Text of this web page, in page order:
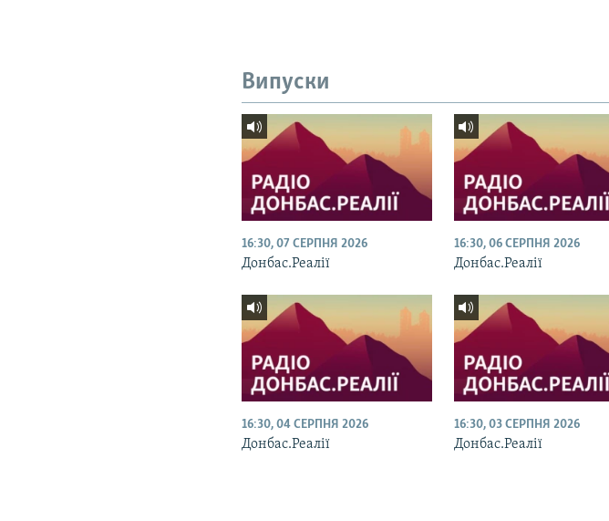
Випуски
16:30, 07 СЕРПНЯ 2026
Донбас.Реалії
16:30, 06 СЕРПНЯ 2026
Донбас.Реалії
16:30, 04 СЕРПНЯ 2026
Донбас.Реалії
16:30, 03 СЕРПНЯ 2026
Донбас.Реалії